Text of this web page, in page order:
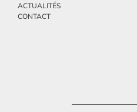
ACTUALITÉS
CONTACT